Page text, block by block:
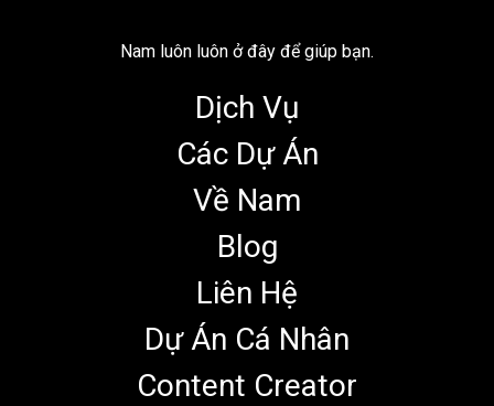
Nam luôn luôn ở đây để giúp bạn.
Dịch Vụ
Các Dự Án
Về Nam
Blog
Liên Hệ
Dự Án Cá Nhân
Content Creator